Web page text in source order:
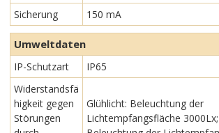
Sicherung 150 mA
Umweltdaten
IP-Schutzart
IP65
Widerstandsfä
higkeit gegen
Störungen
Glühlicht: Beleuchtung der
Lichtempfangsfläche